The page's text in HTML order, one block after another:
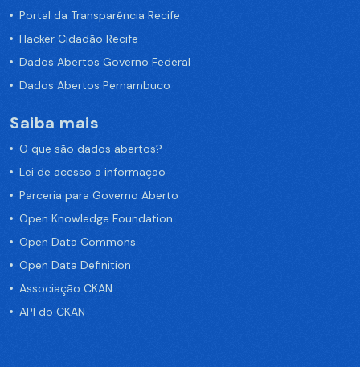
Portal da Transparência Recife
Hacker Cidadão Recife
Dados Abertos Governo Federal
Dados Abertos Pernambuco
Saiba mais
O que são dados abertos?
Lei de acesso a informação
Parceria para Governo Aberto
Open Knowledge Foundation
Open Data Commons
Open Data Definition
Associação CKAN
API do CKAN